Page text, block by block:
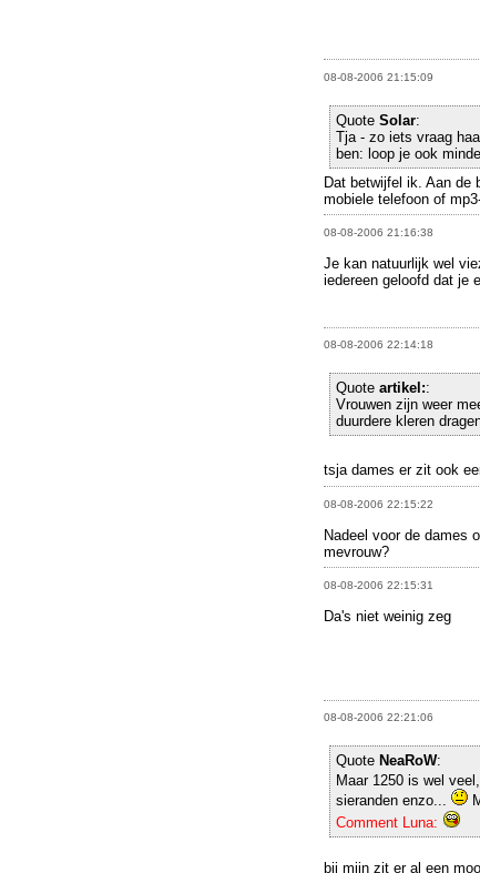
08-08-2006 21:15:09
Quote Solar:
Tja - zo iets vraag
ben: loop je ook
Dat betwijfel ik. Aan de
mobiele telefoon of
08-08-2006 21:16:38
Je kan natuurlijk wel
iedereen geloofd dat je
08-08-2006 22:14:18
Quote artikel::
Vrouwen zijn weer
duurdere kleren
tsja dames er zit ook
08-08-2006 22:15:22
Nadeel voor de dames
mevrouw?
08-08-2006 22:15:31
Da's niet weinig zeg
08-08-2006 22:21:06
Quote NeaRoW:
Maar 1250 is wel
sieranden enzo...
Comment Luna:
bij mijn zit er al een